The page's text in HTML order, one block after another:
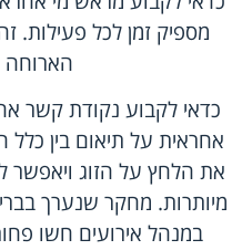
מספיק זמן לכל פעילות.
הארוחה
כדאי לקבוע נקודת קשר
אחראית על תיאום בין כלל
את הלחץ על הזוג ויאפשר
מיותרות. מחקר שנערך
במנהל אירועים חשו